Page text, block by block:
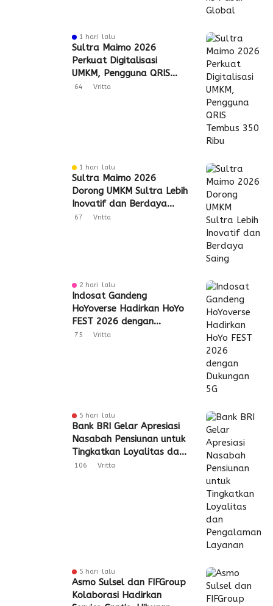
1 hari lalu
Sultra Maimo 2026
Perkuat Digitalisasi
UMKM, Pengguna QRIS
Tembus 350 Ribu
64 Vritta
1 hari lalu
Sultra Maimo 2026
Dorong UMKM Sultra Lebih
Inovatif dan Berdaya
Saing
67 Vritta
2 hari lalu
Indosat Gandeng
HoYoverse Hadirkan HoYo
FEST 2026 dengan
Dukungan 5G
75 Vritta
5 hari lalu
Bank BRI Gelar Apresiasi
Nasabah Pensiunan untuk
Tingkatkan Loyalitas dan
Pengalaman Layanan
106 Vritta
5 hari lalu
Asmo Sulsel dan FIFGroup
Kolaborasi Hadirkan